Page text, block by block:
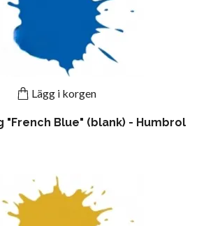
Lägg i korgen
"French Blue" (blank) - Humbrol